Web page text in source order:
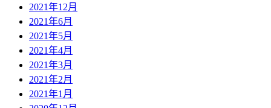
2021年12月
2021年6月
2021年5月
2021年4月
2021年3月
2021年2月
2021年1月